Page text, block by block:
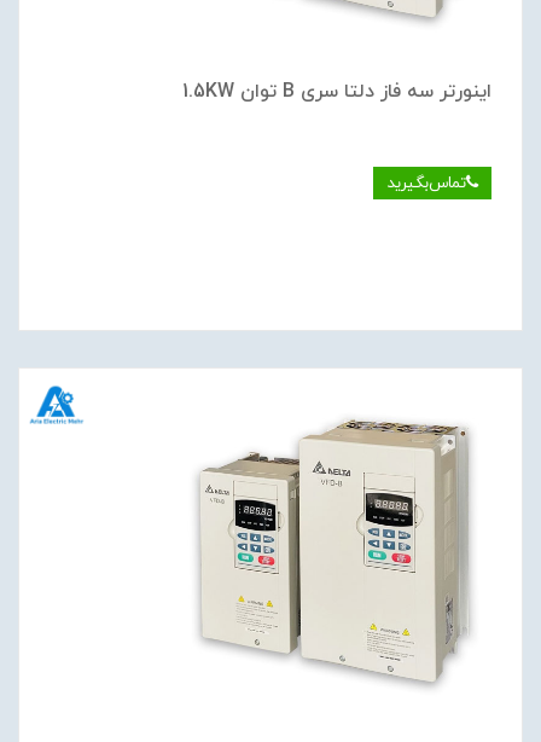
اینورتر سه فاز دلتا سری B توان 1.5KW
تماس‌بگیرید